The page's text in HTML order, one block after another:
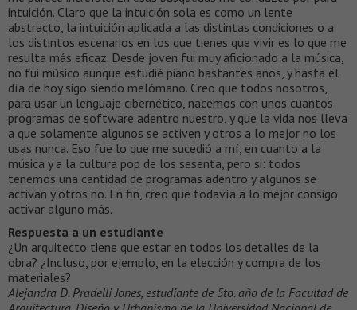
intuición. Claro que la intuición sola es como un lente
abstracto, la intuición aplicada a las distintas condiciones o a
los distintos escenarios en los que tienes que vivir es lo que me
resulta más eficaz. Desde joven fui muy aficionado a la música,
no fui músico aunque estudié piano bastantes años, y hasta el
día de hoy sigo siendo melómano. Creo que todos nosotros,
para usar un lenguaje cibernético, nacemos con unos cuantos
programas de software adentro nuestro, y que la vida nos lleva
a que solamente algunos se activen y otros a lo mejor no los
usas nunca. Eso fue lo que me sucedió a mí, en cuanto a la
música y a la cultura pop de los sesenta, pero si: todos
tenemos una cantidad de programas adentro y algunos se
activan y otros no. En fin, creo que todavía a lo mejor consigo
activar alguno más.
Respuesta a un estudiante
¿Un arquitecto tiene que estar en todos los detalles de la
obra? ¿Incluso, por ejemplo, en la elección y compra de los
materiales?
Alejandra D. Pradelli Jones, estudiante de 5to. año de la Facultad de